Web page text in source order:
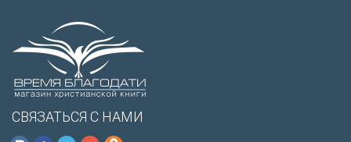
СВЯЗАТЬСЯ С НАМИ